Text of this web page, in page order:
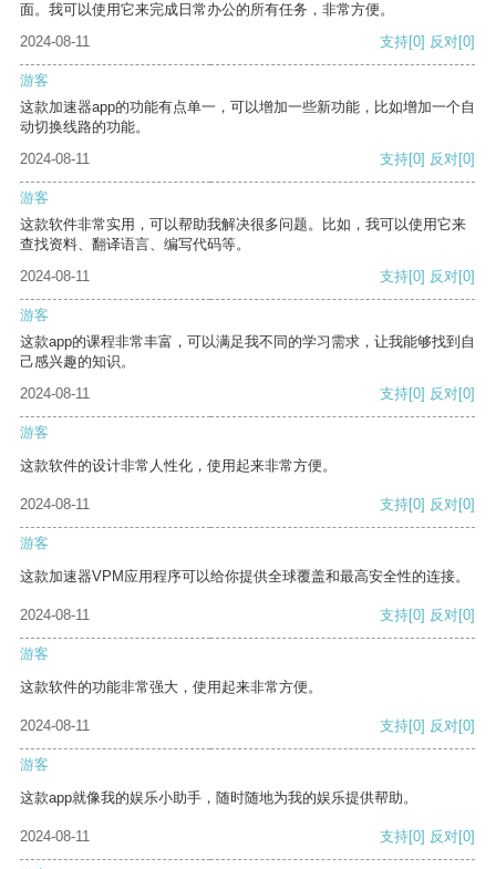
面。我可以使用它来完成日常办公的所有任务，非常方便。
2024-08-11
支持[0] 反对[0]
游客
这款加速器app的功能有点单一，可以增加一些新功能，比如增加一个自
动切换线路的功能。
2024-08-11
支持[0] 反对[0]
游客
这款软件非常实用，可以帮助我解决很多问题。比如，我可以使用它来
查找资料、翻译语言、编写代码等。
2024-08-11
支持[0] 反对[0]
游客
这款app的课程非常丰富，可以满足我不同的学习需求，让我能够找到自
己感兴趣的知识。
2024-08-11
支持[0] 反对[0]
游客
这款软件的设计非常人性化，使用起来非常方便。
2024-08-11 支持[0] 反对[0]
游客
这款加速器VPM应用程序可以给你提供全球覆盖和最高安全性的连接。
2024-08-11 支持[0] 反对[0]
游客
这款软件的功能非常强大，使用起来非常方便。
2024-08-11 支持[0] 反对[0]
游客
这款app就像我的娱乐小助手，随时随地为我的娱乐提供帮助。
2024-08-11 支持[0] 反对[0]